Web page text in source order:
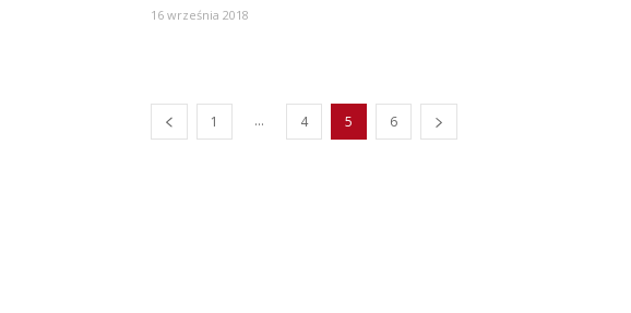
16 września 2018
1 ... 4 5 6